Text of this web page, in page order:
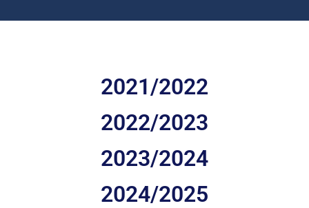
2021/2022
2022/2023
2023/2024
2024/2025